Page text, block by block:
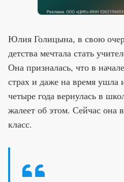
Юлия Голицына, в свою
детства мечтала стать
Она призналась, что в
страх и даже на время ушла
четыре года вернулась в
жалеет об этом. Сейчас она
класс.